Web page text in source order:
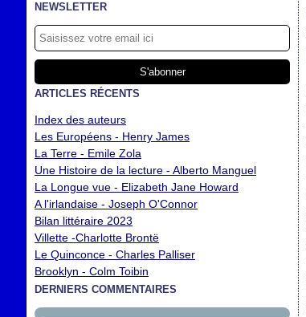
NEWSLETTER
ARTICLES RÉCENTS
Index des auteurs
Les Européens - Henry James
La Terre - Emile Zola
Une Histoire de la lecture - Alberto Manguel
La Longue vue - Elizabeth Jane Howard
A l'irlandaise - Joseph O'Connor
Bilan littéraire 2023
Villette -Charlotte Brontë
Le Quinconce - Charles Palliser
Brooklyn - Colm Toibin
DERNIERS COMMENTAIRES